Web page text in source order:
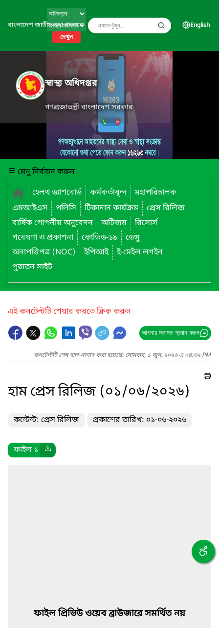
বাংলাদেশ জাতীয় তথ্য বাতায়ন
দেখুন
English
স্বাস্থ্য অধিদপ্তর
গণপ্রজাতন্ত্রী বাংলাদেশ সরকার
মেনু নির্বাচন করুন
হেলথ ড্যাশবোর্ড
কর্মকর্তাবৃন্দ
মহাপরিচালক
এমআইএস
পলিসি টিকাদান কার্যক্রম
প্রেস রিলিজ
বার্ষিক গোপনীয় অনুবেদন
অটিজম
রিসোর্স
গবেষণা ও প্রকাশনা
কোভিড-১৯
ডেঙ্গু
অনাপত্তিপত্র (NOC)
ইপিআই
ই-মেইল লগইন
পুরাতন সাইট
এই কনটেন্টটি শেয়ার করতে ক্লিক করুন
আপনার মতামত প্রদান করুন
কনটেন্টটি শেষ হাল-নাগাদ করা হয়েছে: সোমবার, ১ জুন, ২০২৬ এ ০৪:৩২ PM
হাম প্রেস রিলিজ (০১/০৬/২০২৬)
কন্টেন্ট: প্রেস রিলিজ প্রকাশের তারিখ: ০১-০৬-২০২৬
ফাইল ১
ফাইল প্রিভিউ ওয়েব ব্রাউজারে সমর্থিত নয়